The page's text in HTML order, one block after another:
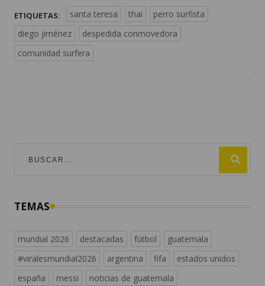
ETIQUETAS: santa teresa thai
perro surfista
diego jiménez
despedida conmovedora
comunidad surfera
TEMAS
mundial 2026 destacadas fútbol
guatemala
#viralesmundial2026
argentina fifa
estados unidos
españa
messi noticias de guatemala